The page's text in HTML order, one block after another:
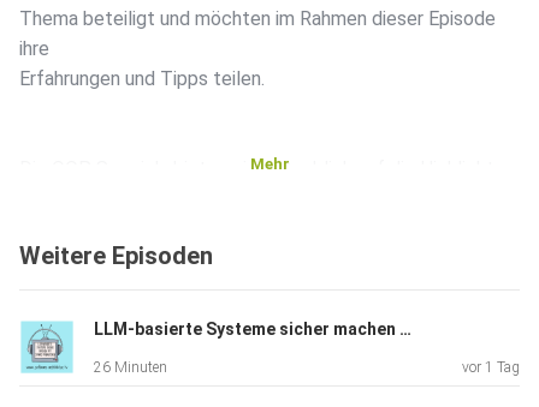
Thema beteiligt und möchten im Rahmen dieser Episode
ihre
Erfahrungen und Tipps teilen.
Die OOP Specials bieten einen Ausblick auf die Highlights
Links
Mehr
Weitere Episoden
LLM-basierte Systeme sicher machen mit Sönke Magnussen
26 Minuten vor 1 Tag